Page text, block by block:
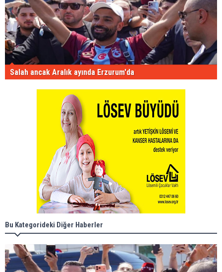
Salah ancak Aralık ayında Erzurum'da
Bu Kategorideki Diğer Haberler